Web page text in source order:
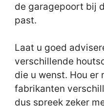
de garagepoort bij
past.
Laat u goed
verschillende
die u wenst. Hou er
fabrikanten
dus spreek zeker